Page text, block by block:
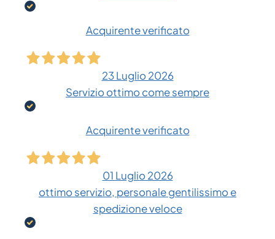
Acquirente verificato
23 Luglio 2026
Servizio ottimo come sempre
Acquirente verificato
01 Luglio 2026
ottimo servizio, personale gentilissimo e
spedizione veloce